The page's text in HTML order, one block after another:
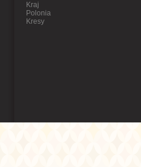
Kraj
Polonia
Kresy